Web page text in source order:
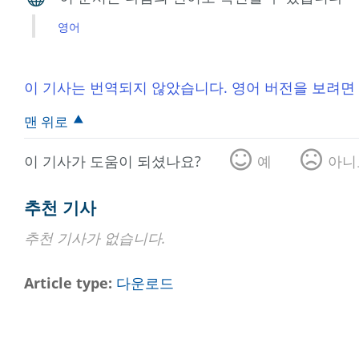
영어
이 기사는 번역되지 않았습니다. 영어 버전을 보려
맨 위로
이 기사가 도움이 되셨나요? 예 아
추천 기사
추천 기사가 없습니다.
Article type 다운로드